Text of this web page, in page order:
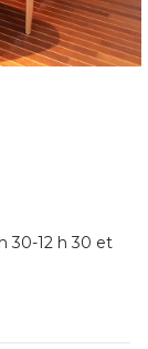
30-12 h 30 et